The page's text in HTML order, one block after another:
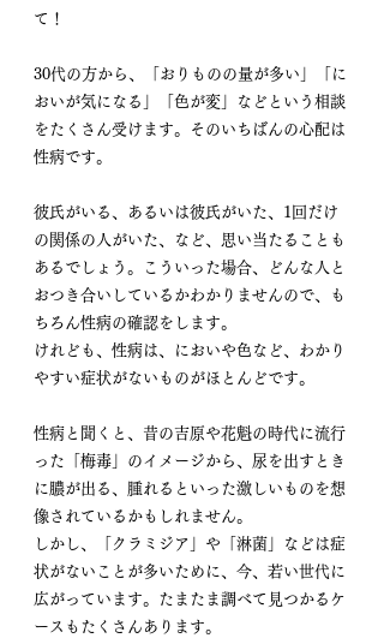
て！
30代の方から、「おりものの量が多い」「に
おいが気になる」「色が変」などという相談
をたくさん受けます。そのいちばんの心配は
性病です。
彼氏がいる、あるいは彼氏がいた、1回だけ
の関係の人がいた、など、思い当たることも
あるでしょう。こういった場合、どんな人と
おつき合いしているかわかりませんので、も
ちろん性病の確認をします。
けれども、性病は、においや色など、わかり
やすい症状がないものがほとんどです。
性病と聞くと、昔の吉原や花魁の時代に流行
った「梅毒」のイメージから、尿を出すとき
に膿が出る、腫れるといった激しいものを想
像されているかもしれません。
しかし、「クラミジア」や「淋菌」などは症
状がないことが多いために、今、若い世代に
広がっています。たまたま調べて見つかるケ
ースもたくさんあります。